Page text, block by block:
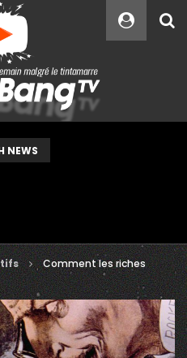
NEWS
Comment les riches